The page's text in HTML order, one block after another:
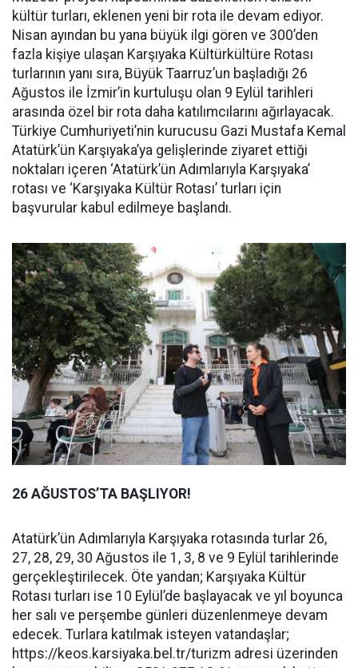
kültür turları, eklenen yeni bir rota ile devam ediyor.
Nisan ayından bu yana büyük ilgi gören ve 300’den
fazla kişiye ulaşan Karşıyaka Kültürkültüre Rotası
turlarının yanı sıra, Büyük Taarruz’un başladığı 26
Ağustos ile İzmir’in kurtuluşu olan 9 Eylül tarihleri
arasında özel bir rota daha katılımcılarını ağırlayacak.
Türkiye Cumhuriyeti’nin kurucusu Gazi Mustafa Kemal
Atatürk’ün Karşıyaka’ya gelişlerinde ziyaret ettiği
noktaları içeren ‘Atatürk’ün Adımlarıyla Karşıyaka’
rotası ve ‘Karşıyaka Kültür Rotası’ turları için
başvurular kabul edilmeye başlandı.
26 AĞUSTOS’TA BAŞLIYOR!
Atatürk’ün Adımlarıyla Karşıyaka rotasında turlar 26,
27, 28, 29, 30 Ağustos ile 1, 3, 8 ve 9 Eylül tarihlerinde
gerçekleştirilecek. Öte yandan; Karşıyaka Kültür
Rotası turları ise 10 Eylül’de başlayacak ve yıl boyunca
her salı ve perşembe günleri düzenlenmeye devam
edecek. Turlara katılmak isteyen vatandaşlar;
https://keos.karsiyaka.bel.tr/turizm adresi üzerinden